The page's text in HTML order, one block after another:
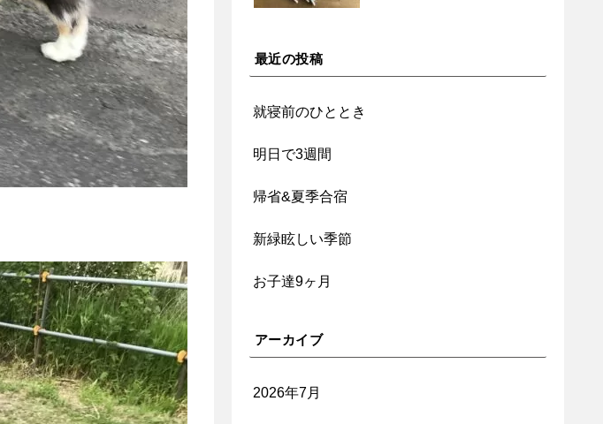
最近の投稿
就寝前のひととき
明日で3週間
帰省&夏季合宿
新緑眩しい季節
お子達9ヶ月
アーカイブ
2026年7月